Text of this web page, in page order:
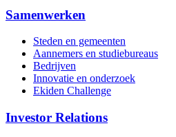
Samenwerken
Steden en gemeenten
Aannemers en studiebureaus
Bedrijven
Innovatie en onderzoek
Ekiden Challenge
Investor Relations